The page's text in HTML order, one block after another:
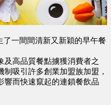
了一間間清新又新穎的早午餐
及高品質餐點擄獲消費者之
吸引許多創業加盟族加盟，
響而快速竄起的連鎖餐飲品